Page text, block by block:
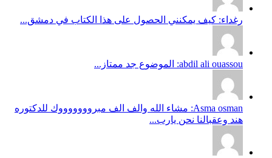
رغداء: كيف يمكنني الحصول على هذا الكتاب في دمشق...
abdil ali ouassou: الموضوع جد ممتاز...
Asma osman: مشاء الله والف الف مبروووووووك للدكتوره
هند وعقبالنا نحن يارب...